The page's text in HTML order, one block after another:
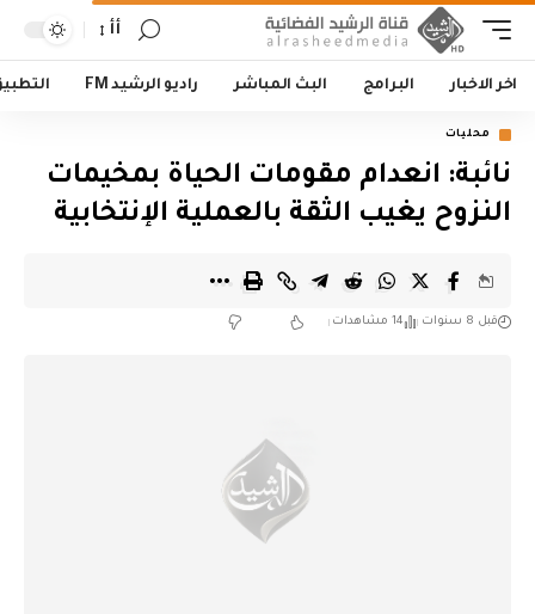
أأ
اخر الاخبار البرامج البث المباشر راديو الرشيد FM
محليات
نائبة: انعدام مقومات الحياة بمخيمات
النزوح يغيب الثقة بالعملية الإنتخابية
قبل 8 سنوات 14 مشاهدات